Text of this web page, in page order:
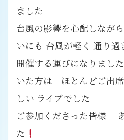
ました
台風の影響を心配しなが
いにも 台風が軽く 通り
開催する運びになりまし
いた方は ほとんどご出
しい ライブでした
ご参加くださった皆様
た